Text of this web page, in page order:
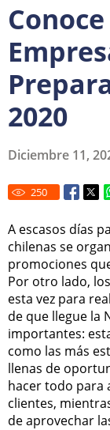
2020
Diciembre 11,
250
A escasos días
chilenas se
promociones
Por otro lado,
esta vez para
de que llegue la
importantes:
como las más
llenas de
hacer todo para
clientes,
de aprovechar